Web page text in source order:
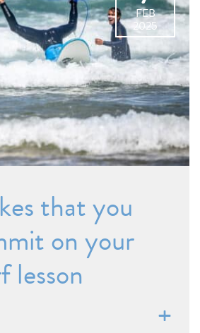
FEB
2025
that you
on your
lesson